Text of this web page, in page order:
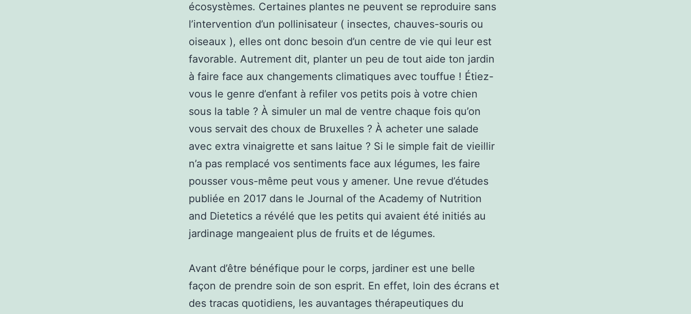
écosystèmes. Certaines plantes ne peuvent se reproduire sans
l’intervention d’un pollinisateur ( insectes, chauves-souris ou
oiseaux ), elles ont donc besoin d’un centre de vie qui leur est
favorable. Autrement dit, planter un peu de tout aide ton jardin
à faire face aux changements climatiques avec touffue ! Étiez-
vous le genre d’enfant à refiler vos petits pois à votre chien
sous la table ? À simuler un mal de ventre chaque fois qu’on
vous servait des choux de Bruxelles ? À acheter une salade
avec extra vinaigrette et sans laitue ? Si le simple fait de vieillir
n’a pas remplacé vos sentiments face aux légumes, les faire
pousser vous-même peut vous y amener. Une revue d’études
publiée en 2017 dans le Journal of the Academy of Nutrition
and Dietetics a révélé que les petits qui avaient été initiés au
jardinage mangeaient plus de fruits et de légumes.
Avant d’être bénéfique pour le corps, jardiner est une belle
façon de prendre soin de son esprit. En effet, loin des écrans et
des tracas quotidiens, les auvantages thérapeutiques du